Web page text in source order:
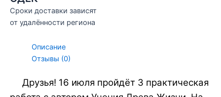
Сроки доставки зависят
от удалённости региона
Описание
Отзывы (0)
Друзья! 16 июля пройдёт 3 практическая